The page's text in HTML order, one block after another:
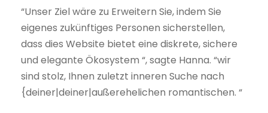
“Unser Ziel wäre zu Erweitern Sie, indem Sie
eigenes zukünftiges Personen sicherstellen,
dass dies Website bietet eine diskrete, sichere
und elegante Ökosystem “, sagte Hanna. “wir
sind stolz, Ihnen zuletzt inneren Suche nach
{deiner|deiner|außerehelichen romantischen. “